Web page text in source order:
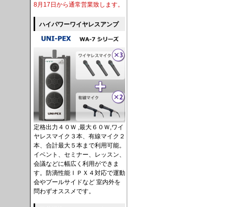
8月17日から通常営業致します。
ハイパワーワイヤレスアンプ
定格出力４０Ｗ ,最大６０Ｗ,ワイ
ヤレスマイク３本、有線マイク２
本、合計最大５本まで利用可能。
イベント、セミナー、レッスン、
会議などに幅広く利用ができま
す。防滴性能ＩＰＸ４対応で運動
会やプールサイドなど 室内外を
問わずオススメです。